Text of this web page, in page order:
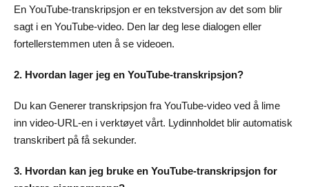
En YouTube-transkripsjon er en tekstversjon av det som blir
sagt i en YouTube-video. Den lar deg lese dialogen eller
fortellerstemmen uten å se videoen.
2. Hvordan lager jeg en YouTube-transkripsjon?
Du kan Generer transkripsjon fra YouTube-video ved å lime
inn video-URL-en i verktøyet vårt. Lydinnholdet blir automatisk
transkribert på få sekunder.
3. Hvordan kan jeg bruke en YouTube-transkripsjon for